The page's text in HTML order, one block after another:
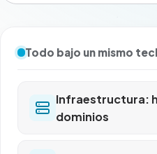
Todo bajo un mismo
Infraestructura:
dominios